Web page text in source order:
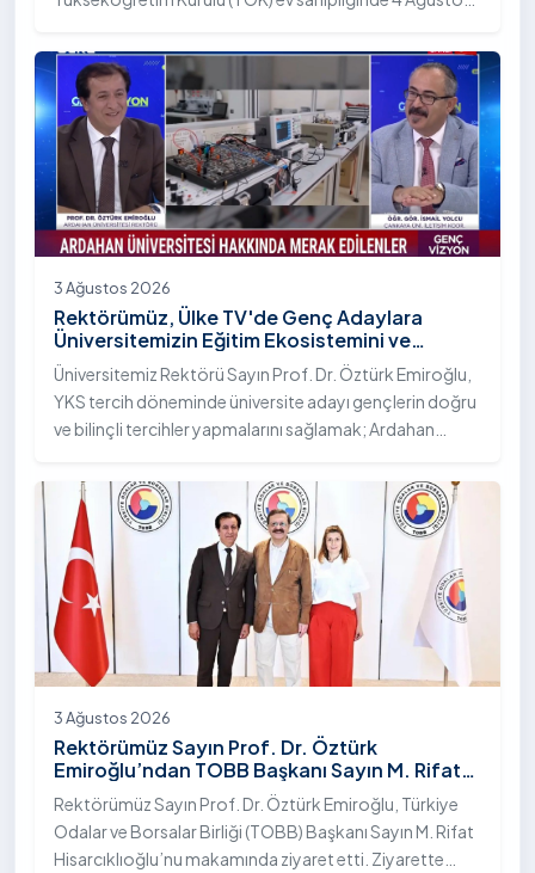
Bilim Diplomasisi: Akademi Lansmanı” programına
katıldı.
3 Ağustos 2026
Rektörümüz, Ülke TV'de Genç Adaylara
Üniversitemizin Eğitim Ekosistemini ve
Sunduğu Nitelikli İmkânları Anlattı
Üniversitemiz Rektörü Sayın Prof. Dr. Öztürk Emiroğlu,
YKS tercih döneminde üniversite adayı gençlerin doğru
ve bilinçli tercihler yapmalarını sağlamak; Ardahan
çeşitliliğini ve nitelikli imkânlarını aktarmak üzere Ülke TV
ekranlarında yayımlanan "Genç Vizyon" programına
canlı yayın konuğu olarak katıldı.
3 Ağustos 2026
Rektörümüz Sayın Prof. Dr. Öztürk
Emiroğlu’ndan TOBB Başkanı Sayın M. Rifat
Hisarcıklıoğlu’na Ziyaret
Rektörümüz Sayın Prof. Dr. Öztürk Emiroğlu, Türkiye
Odalar ve Borsalar Birliği (TOBB) Başkanı Sayın M. Rifat
Hisarcıklıoğlu’nu makamında ziyaret etti. Ziyarette